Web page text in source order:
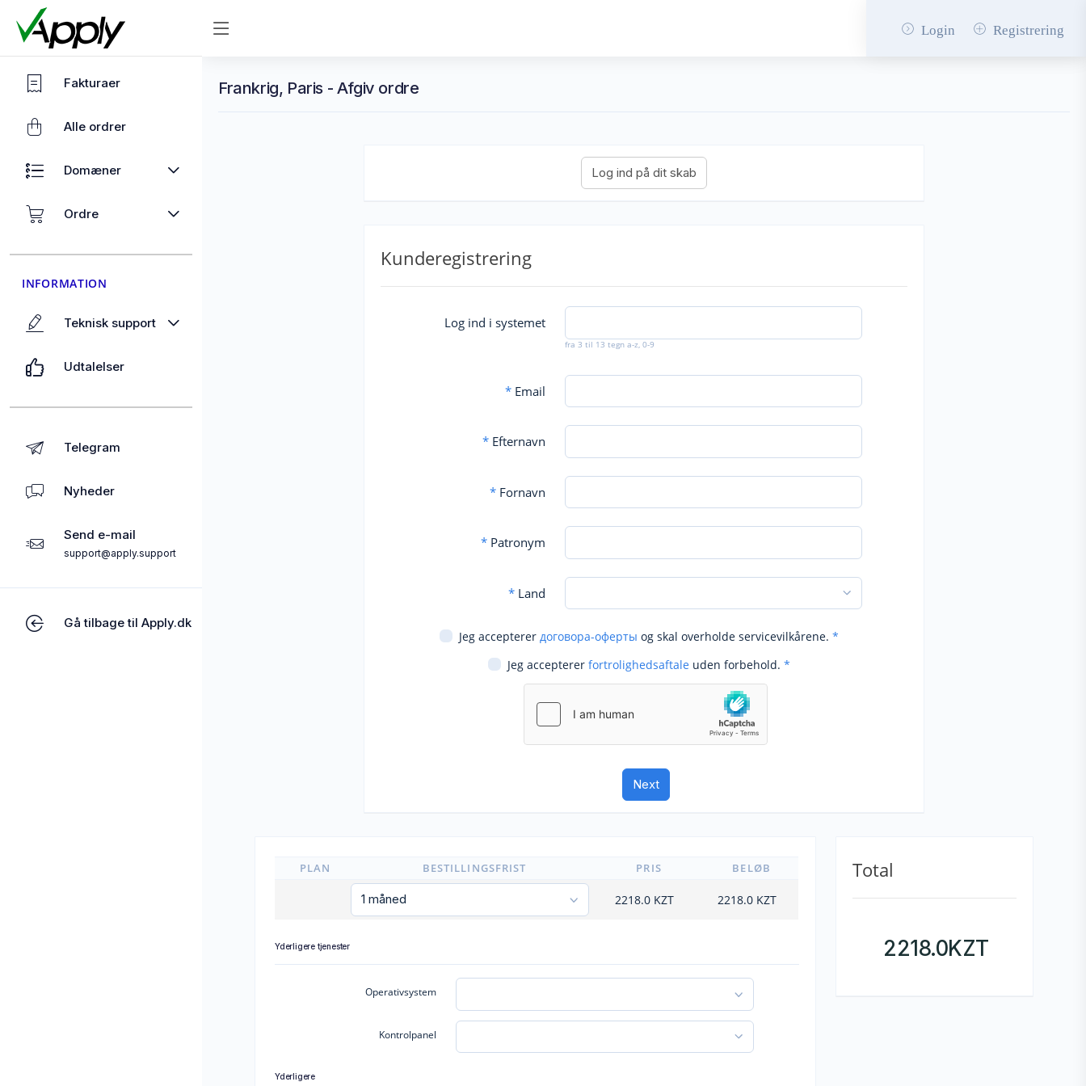
Login Registrering
Fakturaer
Alle ordrer
Domæner
Ordre
INFORMATION
Teknisk support
Udtalelser
Telegram
Nyheder
Send e-mail
support@apply.support
Gå tilbage til Apply.dk
Frankrig, Paris - Afgiv ordre
Kunderegistrering
Log ind i systemet
fra 3 til 13 tegn a-z, 0-9
*Email
*Efternavn
*Fornavn
*Patronym
*Land
Jeg accepterer договора-оферты og skal overholde servicevilkårene. *
Jeg accepterer fortrolighedsaftale uden forbehold. *
PLAN BESTILLINGSFRIST PRIS BELØB
2218.0KZT 2218.0KZT
Yderligere tjenester
Operativsystem
Kontrolpanel
Yderligere
Total
2218.0KZT